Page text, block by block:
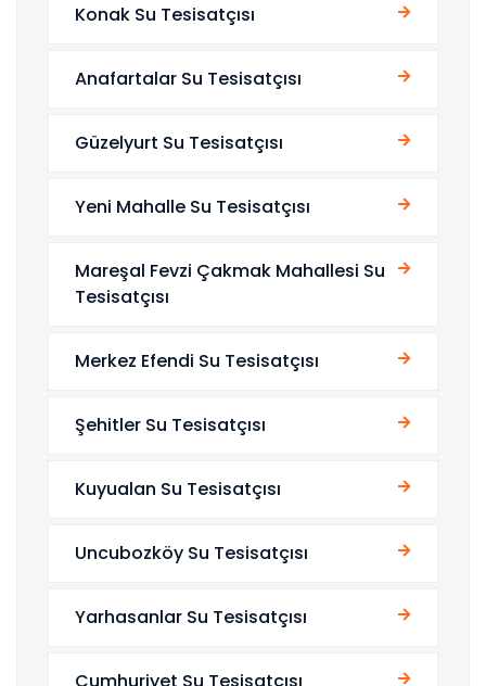
Konak Su Tesisatçısı
Anafartalar Su Tesisatçısı
Güzelyurt Su Tesisatçısı
Yeni Mahalle Su Tesisatçısı
Mareşal Fevzi Çakmak Mahallesi Su
Tesisatçısı
Merkez Efendi Su Tesisatçısı
Şehitler Su Tesisatçısı
Kuyualan Su Tesisatçısı
Uncubozköy Su Tesisatçısı
Yarhasanlar Su Tesisatçısı
Cumhuriyet Su Tesisatçısı